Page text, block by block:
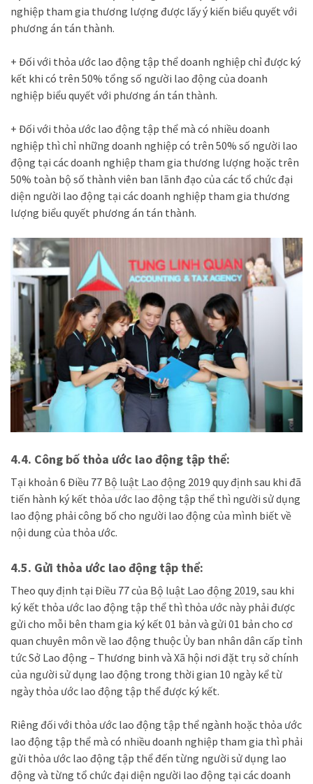
nghiệp tham gia thương lượng được lấy ý kiến biểu quyết với
phương án tán thành.
+ Đối với thỏa ước lao động tập thể doanh nghiệp chỉ được ký
kết khi có trên 50% tổng số người lao động của doanh
nghiệp biểu quyết với phương án tán thành.
+ Đối với thỏa ước lao động tập thể mà có nhiều doanh
nghiệp thì chỉ những doanh nghiệp có trên 50% số người lao
động tại các doanh nghiệp tham gia thương lượng hoặc trên
50% toàn bộ số thành viên ban lãnh đạo của các tổ chức đại
diện người lao động tại các doanh nghiệp tham gia thương
lượng biểu quyết phương án tán thành.
4.4. Công bố thỏa ước lao động tập thể:
Tại khoản 6 Điều 77 Bộ luật Lao động 2019 quy định sau khi đã
tiến hành ký kết thỏa ước lao động tập thể thì người sử dụng
lao động phải công bố cho người lao động của mình biết về
nội dung của thỏa ước.
4.5. Gửi thỏa ước lao động tập thể:
Theo quy định tại Điều 77 của Bộ luật Lao động 2019, sau khi
ký kết thỏa ước lao động tập thể thì thỏa ước này phải được
gửi cho mỗi bên tham gia ký kết 01 bản và gửi 01 bản cho cơ
quan chuyên môn về lao động thuộc Ủy ban nhân dân cấp tỉnh
tức Sở Lao động – Thương binh và Xã hội nơi đặt trụ sở chính
của người sử dụng lao động trong thời gian 10 ngày kể từ
ngày thỏa ước lao động tập thể được ký kết.
Riêng đối với thỏa ước lao động tập thể ngành hoặc thỏa ước
lao động tập thể mà có nhiều doanh nghiệp tham gia thì phải
gửi thỏa ước lao động tập thể đến từng người sử dụng lao
động và từng tổ chức đại diện người lao động tại các doanh